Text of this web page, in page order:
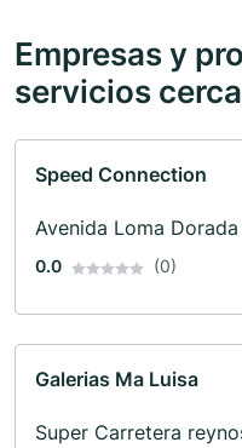
Empresas y
servicios
Speed Connection
Avenida Loma
0.0 (0)
Galerias Ma Luisa
Super Carretera